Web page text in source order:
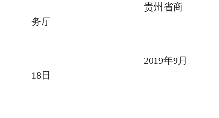
贵州省商
务厅
2019年9月
18日